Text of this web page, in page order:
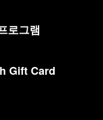
로그램
Gift Card